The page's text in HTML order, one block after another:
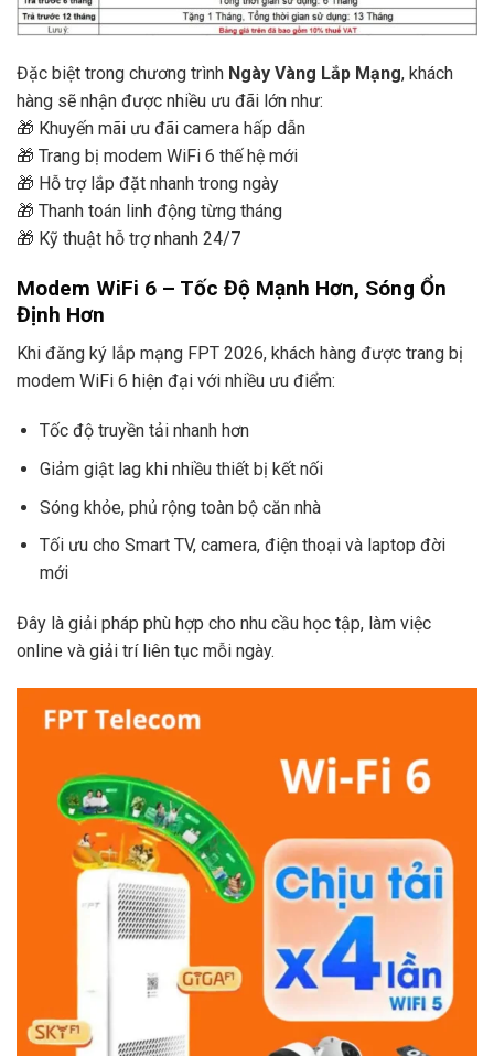
Đặc biệt trong chương trình Ngày Vàng Lắp Mạng, khách
hàng sẽ nhận được nhiều ưu đãi lớn như:
🎁 Khuyến mãi ưu đãi camera hấp dẫn
🎁 Trang bị modem WiFi 6 thế hệ mới
🎁 Hỗ trợ lắp đặt nhanh trong ngày
🎁 Thanh toán linh động từng tháng
🎁 Kỹ thuật hỗ trợ nhanh 24/7
Modem WiFi 6 – Tốc Độ Mạnh Hơn, Sóng Ổn
Định Hơn
Khi đăng ký lắp mạng FPT 2026, khách hàng được trang bị
modem WiFi 6 hiện đại với nhiều ưu điểm:
Tốc độ truyền tải nhanh hơn
Giảm giật lag khi nhiều thiết bị kết nối
Sóng khỏe, phủ rộng toàn bộ căn nhà
Tối ưu cho Smart TV, camera, điện thoại và laptop đời
mới
Đây là giải pháp phù hợp cho nhu cầu học tập, làm việc
online và giải trí liên tục mỗi ngày.